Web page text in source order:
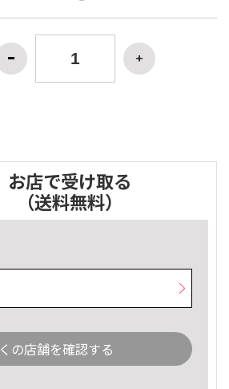
お店で受け取る
（送料無料）
の店舗を確認する